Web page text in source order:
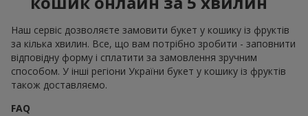
Наш сервіс дозволяєте замовити букет у кошику із фруктів
за кілька хвилин. Все, що вам потрібно зробити - заповнити
відповідну форму і сплатити за замовлення зручним
способом. У інші регіони України букет у кошику із фруктів
також доставляємо.
FAQ